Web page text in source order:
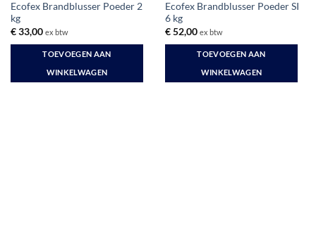
Ecofex Brandblusser Poeder 2
kg
€33,00 ex btw
TOEVOEGEN AAN
WINKELWAGEN
Ecofex Brandblusser Poeder SI
6 kg
€52,00 ex btw
TOEVOEGEN AAN
WINKELWAGEN